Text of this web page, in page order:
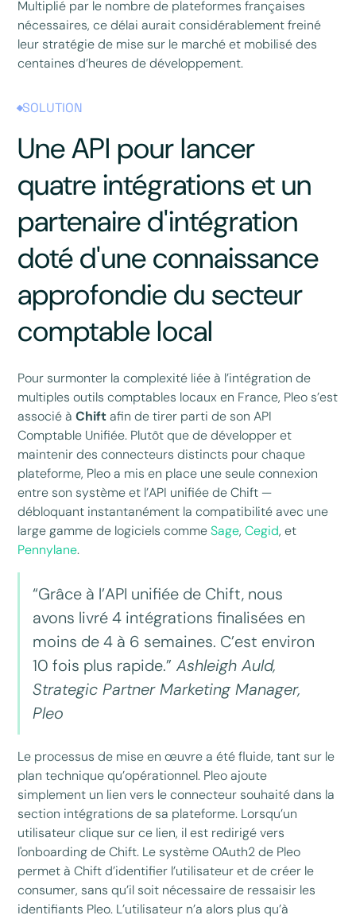
Multiplié par le nombre de plateformes françaises
nécessaires, ce délai aurait considérablement freiné
leur stratégie de mise sur le marché et mobilisé des
centaines d’heures de développement.
SOLUTION
Une API pour lancer
quatre intégrations et un
partenaire d'intégration
doté d'une connaissance
approfondie du secteur
comptable local
Pour surmonter la complexité liée à l’intégration de
multiples outils comptables locaux en France, Pleo s’est
associé àChiftafin de tirer parti de son API
Comptable Unifiée. Plutôt que de développer et
maintenir des connecteurs distincts pour chaque
plateforme, Pleo a mis en place une seule connexion
entre son système et l’API unifiée de Chift —
débloquant instantanément la compatibilité avec une
large gamme de logiciels commeSage,Cegid, et
Pennylane.
“Grâce à l’API unifiée de Chift, nous
avons livré 4 intégrations finalisées en
moins de 4 à 6 semaines. C’est environ
10 fois plus rapide.” Ashleigh Auld,
Strategic Partner Marketing Manager,
Pleo
Le processus de mise en œuvre a été fluide, tant sur le
plan technique qu’opérationnel. Pleo ajoute
simplement un lien vers le connecteur souhaité dans la
section intégrations de sa plateforme. Lorsqu’un
utilisateur clique sur ce lien, il est redirigé vers
l'onboarding de Chift. Le système OAuth2 de Pleo
permet à Chift d’identifier l’utilisateur et de créer le
consumer, sans qu’il soit nécessaire de ressaisir les
identifiants Pleo. L’utilisateur n’a alors plus qu’à